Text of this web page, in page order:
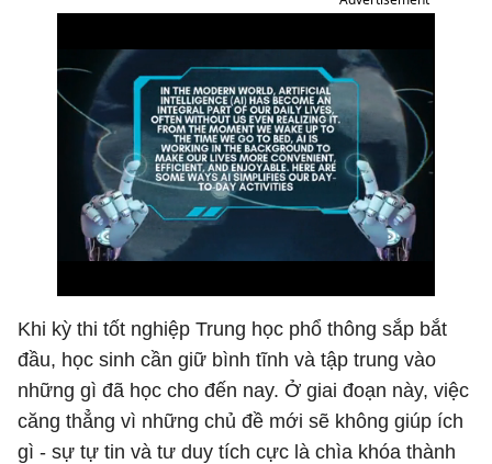
Khi kỳ thi tốt nghiệp Trung học phổ thông sắp bắt
đầu, học sinh cần giữ bình tĩnh và tập trung vào
những gì đã học cho đến nay. Ở giai đoạn này, việc
căng thẳng vì những chủ đề mới sẽ không giúp ích
gì - sự tự tin và tư duy tích cực là chìa khóa thành